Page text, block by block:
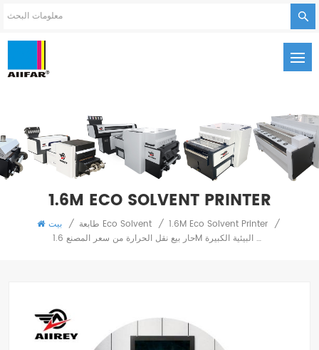
1.6M ECO SOLVENT PRINTER
بيت / طابعة Eco Solvent / 1.6M Eco Solvent Printer /
حار بيع نقل الحرارة من سعر المصنع 1.6M طابعة المذيبات البيئية الكبيرة